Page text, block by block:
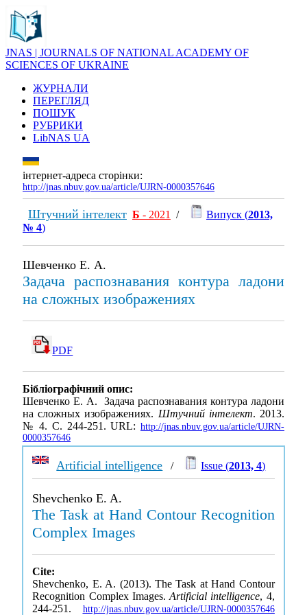
JNAS | JOURNALS OF NATIONAL ACADEMY OF
SCIENCES OF UKRAINE
ЖУРНАЛИ
ПЕРЕГЛЯД
ПОШУК
РУБРИКИ
LibNAS UA
інтернет-адреса сторінки:
http://jnas.nbuv.gov.ua/article/UJRN-0000357646
Штучний інтелект Б - 2021 / Випуск (2013,
№ 4)
Шевченко Е. А.
Задача распознавания контура ладони
на сложных изображениях
PDF
Бібліографічний опис:
Шевченко Е. А. Задача распознавания контура ладони
на сложных изображениях. Штучний інтелект. 2013.
№ 4. С. 244-251. URL: http://jnas.nbuv.gov.ua/article/UJRN-
0000357646
Artificial intelligence / Issue (2013, 4)
Shevchenko E. A.
The Task at Hand Contour Recognition
Complex Images
Cite:
Shevchenko, E. A. (2013). The Task at Hand Contour
Recognition Complex Images.Artificial intelligence, 4,
244-251. http://jnas.nbuv.gov.ua/article/UJRN-0000357646